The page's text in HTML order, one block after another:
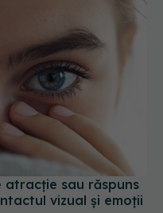
atracție sau răspuns
vizual și emoții